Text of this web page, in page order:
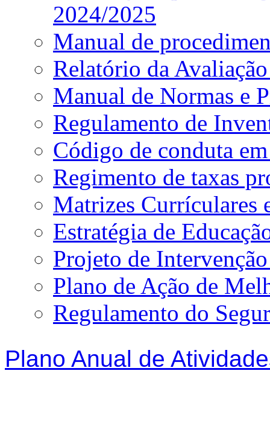
2024/2025
Manual de
Relatório da
Manual de Normas e
Regulamento de
Código de conduta
Regimento de taxas
Matrizes Currículares
Estratégia de
Projeto de
Plano de Ação de
Regulamento do
Plano Anual de